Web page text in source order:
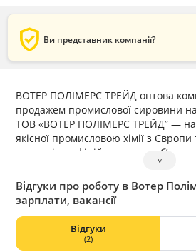
verified_user Ви представник компанії?
ВОТЕР ПОЛІМЕРС ТРЕЙД оптова
продажем промислової сировини
ТОВ «ВОТЕР ПОЛІМЕРС ТРЕЙД” —
якісної промисловою хімії з
компанія є офіційним
водних основі європейського заводу
редиспергованих полімерних
високоякісного китайського
матеріалів польських заводі LERG
момент наша компанія має більше
продуктів, послуг і технологій.
˅
Відгуки про роботу в Вотер
зарплати, вакансії
Відгуки
(2)